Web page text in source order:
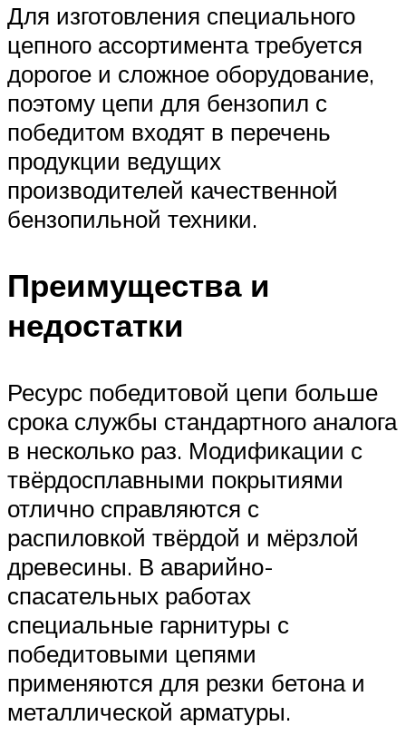
Для изготовления специального
цепного ассортимента требуется
дорогое и сложное оборудование,
поэтому цепи для бензопил с
победитом входят в перечень
продукции ведущих
производителей качественной
бензопильной техники.
Преимущества и
недостатки
Ресурс победитовой цепи больше
срока службы стандартного аналога
в несколько раз. Модификации с
твёрдосплавными покрытиями
отлично справляются с
распиловкой твёрдой и мёрзлой
древесины. В аварийно-
спасательных работах
специальные гарнитуры с
победитовыми цепями
применяются для резки бетона и
металлической арматуры.